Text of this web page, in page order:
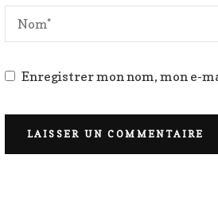
Enregistrer mon nom, mon e-